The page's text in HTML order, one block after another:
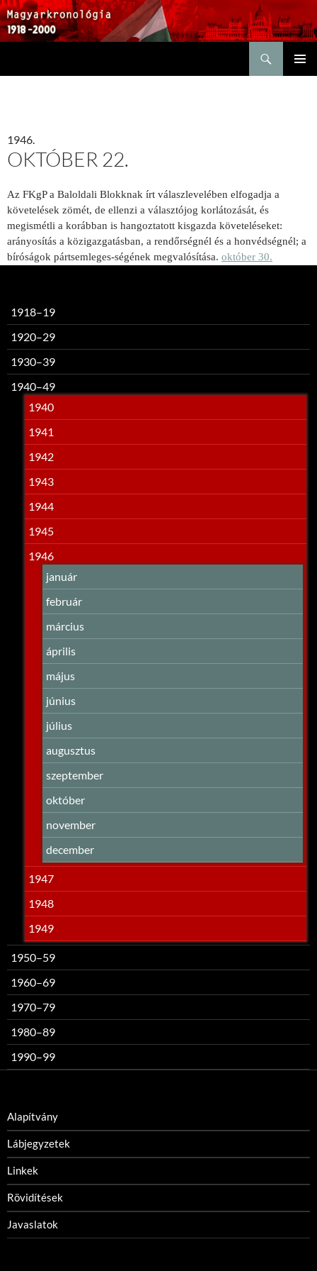
1946.
OKTÓBER 22.
Az FKgP a Baloldali Blokknak írt válaszlevelében elfogadja a
követelések zömét, de ellenzi a választójog korlátozását, és
megismétli a korábban is hangoztatott kisgazda követeléseket:
arányosítás a közigazgatásban, a rendőrségnél és a honvédségnél; a
bíróságok pártsemleges-ségének megvalósítása. október 30.
1918–19
1920–29
1930–39
1940–49
1940
1941
1942
1943
1944
1945
1946
január
február
március
április
május
június
július
augusztus
szeptember
október
november
december
1947
1948
1949
1950–59
1960–69
1970–79
1980–89
1990–99
Alapítvány
Lábjegyzetek
Linkek
Rövidítések
Javaslatok